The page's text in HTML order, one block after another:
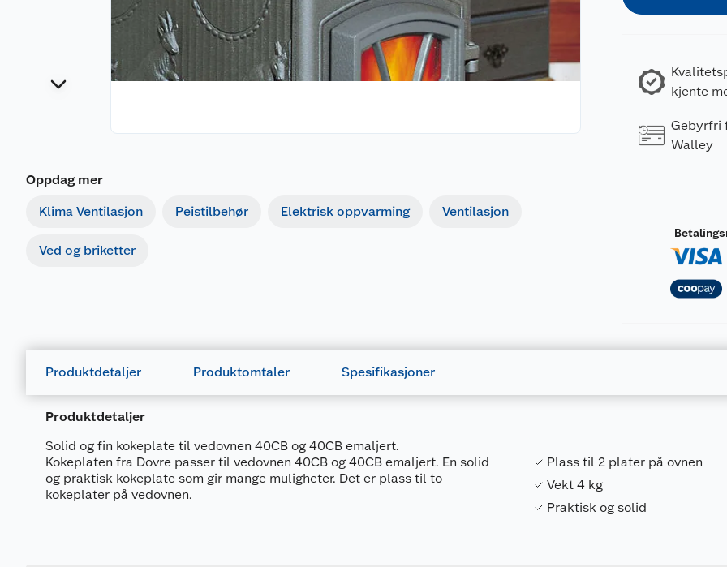
Oppdag mer
Klima Ventilasjon Peistilbehør Elektrisk oppvarming Ventilasjon
Ved og briketter
kjente
Gebyrfri
Walley
Produktdetaljer Produktomtaler Spesifikasjoner
Produktdetaljer
Solid og fin kokeplate til vedovnen 40CB og 40CB emaljert.
Kokeplaten fra Dovre passer til vedovnen 40CB og 40CB emaljert. En solid
og praktisk kokeplate som gir mange muligheter. Det er plass til to
kokeplater på vedovnen.
Plass til 2 plater på ovnen
Vekt 4 kg
Praktisk og solid